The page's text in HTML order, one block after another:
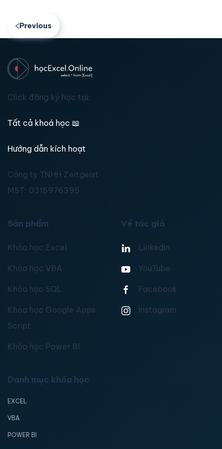
Previous
Click đăng ký học tại:
Tất cả khoá học 📖
Hướng dẫn kích hoạt
Công ty TNHH Zeitgeist
MST: 0315976395
Sản phẩm
Khóa học Excel
Khóa học VBA
Khóa học SQL
Khóa học Google Apps
Script
Khóa học Power BI
Về tác giả
Linkedin
YouTube
Facebook
Instagram
Danh mục khóa học
EXCEL
VBA
POWER BI